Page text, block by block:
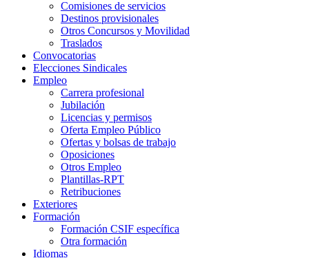
Comisiones de servicios
Destinos provisionales
Otros Concursos y Movilidad
Traslados
Convocatorias
Elecciones Sindicales
Empleo
Carrera profesional
Jubilación
Licencias y permisos
Oferta Empleo Público
Ofertas y bolsas de trabajo
Oposiciones
Otros Empleo
Plantillas-RPT
Retribuciones
Exteriores
Formación
Formación CSIF específica
Otra formación
Idiomas